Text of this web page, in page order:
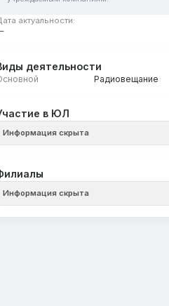
актуальности:
деятельности
Радиовещание
в ЮЛ
Информация скрыта
Информация скрыта